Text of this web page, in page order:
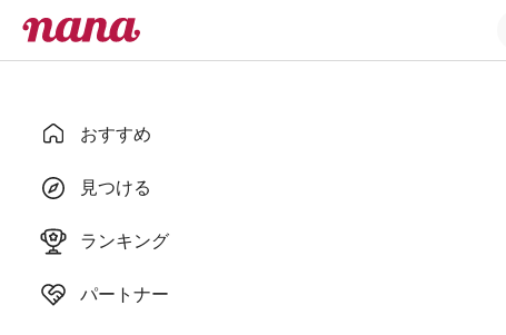
おすすめ
見つける
ランキング
パートナー